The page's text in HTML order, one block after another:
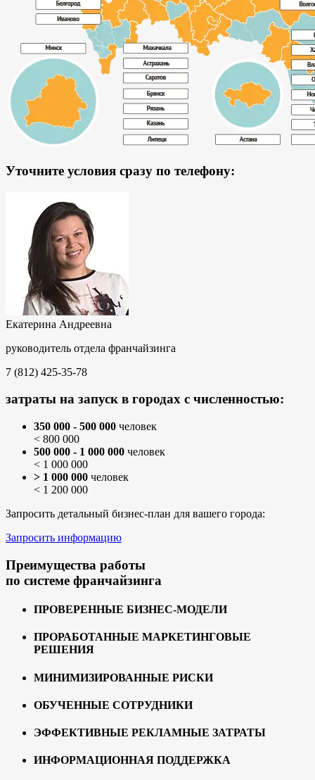
Уточните условия сразу по телефону:
Екатерина Андреевна
руководитель отдела франчайзинга
7 (812) 425-35-78
затраты на запуск в городах с численностью:
350 000 - 500 000 человек
< 800 000
500 000 - 1 000 000 человек
< 1 000 000
> 1 000 000 человек
< 1 200 000
Запросить детальный бизнес-план для вашего города:
Запросить информацию
Преимущества работы
по системе франчайзинга
ПРОВЕРЕННЫЕ БИЗНЕС-МОДЕЛИ
ПРОРАБОТАННЫЕ МАРКЕТИНГОВЫЕ
РЕШЕНИЯ
МИНИМИЗИРОВАННЫЕ РИСКИ
ОБУЧЕННЫЕ СОТРУДНИКИ
ЭФФЕКТИВНЫЕ РЕКЛАМНЫЕ ЗАТРАТЫ
ИНФОРМАЦИОННАЯ ПОДДЕРЖКА